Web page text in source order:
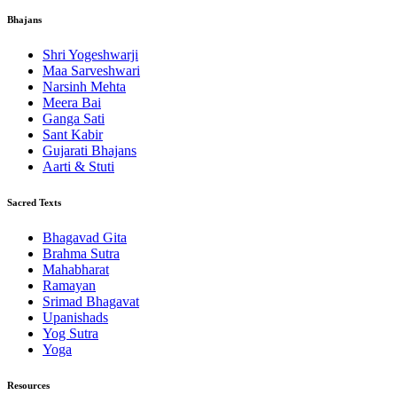
Bhajans
Shri Yogeshwarji
Maa Sarveshwari
Narsinh Mehta
Meera Bai
Ganga Sati
Sant Kabir
Gujarati Bhajans
Aarti & Stuti
Sacred Texts
Bhagavad Gita
Brahma Sutra
Mahabharat
Ramayan
Srimad Bhagavat
Upanishads
Yog Sutra
Yoga
Resources